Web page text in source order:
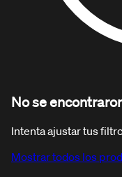
No se
Intenta ajustar tus
Mostrar todos los